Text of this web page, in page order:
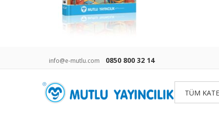
info@e-mutlu.com 0850 800 32 14
TÜM